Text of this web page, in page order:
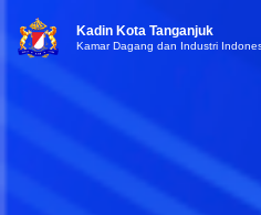
Kadin Kota Tanganjuk
Kamar Dagang dan Industri